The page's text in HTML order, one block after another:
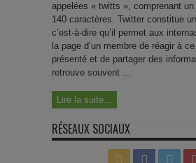
appelées « twitts », comprenant
140 caractères. Twitter constitue
c’est-à-dire qu’il permet aux
la page d’un membre de réagir à
présenté et de partager des
retrouve souvent ...
Lire la suite...
RÉSEAUX SOCIAUX